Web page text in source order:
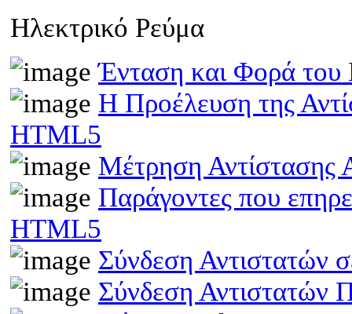
Ηλεκτρικό Ρεύμα
Ένταση και Φορά του
Η Προέλευση της
HTML5
Μέτρηση Αντίστασης
Παράγοντες που
HTML5
Σύνδεση Αντιστατών
Σύνδεση